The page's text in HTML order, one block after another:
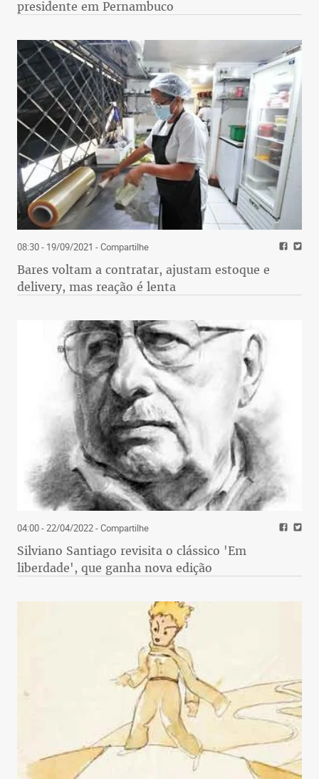
presidente em Pernambuco
08:30 - 19/09/2021 - Compartilhe
Bares voltam a contratar, ajustam estoque e
delivery, mas reação é lenta
04:00 - 22/04/2022- Compartilhe
Silviano Santiago revisita o clássico 'Em
liberdade', que ganha nova edição